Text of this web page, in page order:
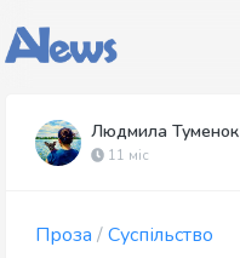
Людмила Туменок
11 міс
Проза /Суспільство